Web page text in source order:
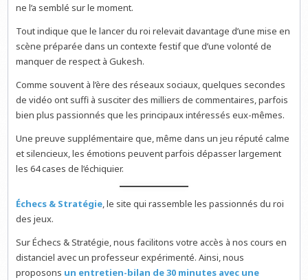
ne l’a semblé sur le moment.
Tout indique que le lancer du roi relevait davantage d’une mise en
scène préparée dans un contexte festif que d’une volonté de
manquer de respect à Gukesh.
Comme souvent à l’ère des réseaux sociaux, quelques secondes
de vidéo ont suffi à susciter des milliers de commentaires, parfois
bien plus passionnés que les principaux intéressés eux-mêmes.
Une preuve supplémentaire que, même dans un jeu réputé calme
et silencieux, les émotions peuvent parfois dépasser largement
les 64 cases de l’échiquier.
Échecs & Stratégie, le site qui rassemble les passionnés du roi
des jeux.
Sur Échecs & Stratégie, nous facilitons votre accès à nos cours en
distanciel avec un professeur expérimenté. Ainsi, nous
proposons un entretien-bilan de 30 minutes avec une